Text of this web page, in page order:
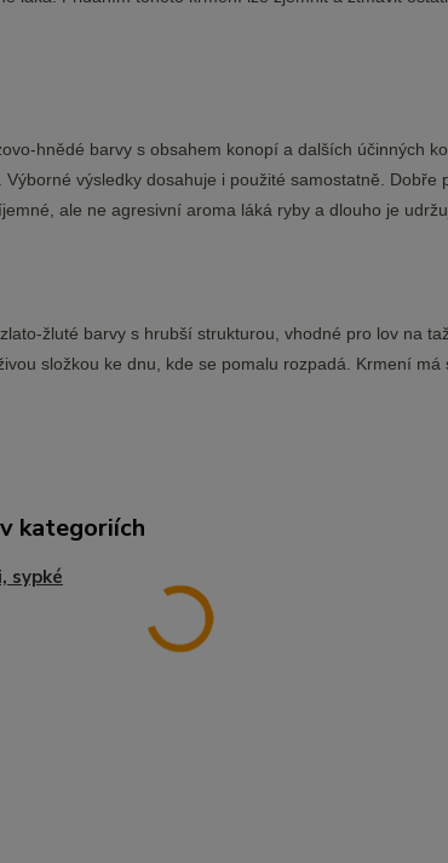
hnědé barvy s obsahem konopí a dalších účinných
Výborné výsledky dosahuje i použité samostatně.
ale ne agresivní aroma láká ryby a dlouho je
žluté barvy s hrubší strukturou, vhodné pro lov na
složkou ke dnu, kde se pomalu rozpadá. Krmení má
kategoriích
sypké